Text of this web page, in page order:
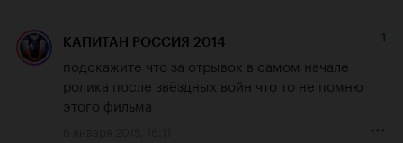
КАПИТАН РОССИЯ 2014 1
подскажите что за отрывок в самом начале
ролика после звёздных войн что то не помню
этого фильма